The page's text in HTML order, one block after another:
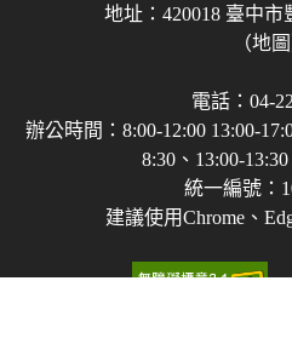
地址：420018 臺中
（地圖
電話：04-
辦公時間：8:00-12:00 13:00-
8:30、13:00-
統一編號：
建議使用Chrome、